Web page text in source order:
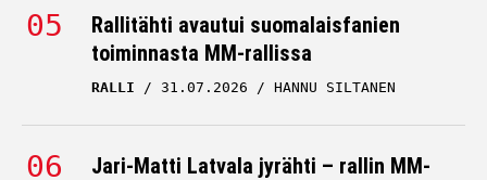
Rallitähti avautui suomalaisfanien
toiminnasta MM-rallissa
RALLI 31.07.2026 HANNU SILTANEN
Jari-Matti Latvala jyrähti – rallin MM-